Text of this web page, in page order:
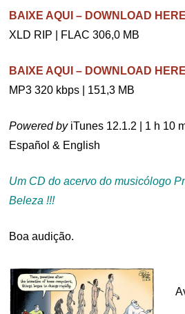
BAIXE AQUI – DOWNLOAD HERE
XLD RIP | FLAC 306,0 MB
BAIXE AQUI – DOWNLOAD HERE
MP3 320 kbps | 151,3 MB
Powered byiTunes 12.1.2 | 1 h 10
Español & English
Um CD do acervo do musicólogo
Beleza !!!
Boa audição.